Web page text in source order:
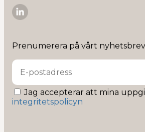
på
Prenumerera på vårt nyhetsbrev
Jag accepterar att mina
integritetspolicyn